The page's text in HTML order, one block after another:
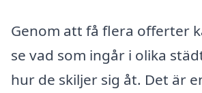
Genom att få flera offerter
se vad som ingår i olika
hur de skiljer sig åt. Det är